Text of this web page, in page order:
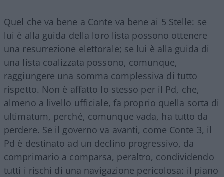
Quel che va bene a Conte va bene ai 5 Stelle: se
lui è alla guida della loro lista possono ottenere
una resurrezione elettorale; se lui è alla guida di
una lista coalizzata possono, comunque,
raggiungere una somma complessiva di tutto
rispetto. Non è affatto lo stesso per il Pd, che,
almeno a livello ufficiale, fa proprio quella sorta di
ultimatum, perché, comunque vada, ha tutto da
perdere. Se il governo va avanti, come Conte 3, il
Pd è destinato ad un declino progressivo, da
comprimario a comparsa, peraltro, condividendo
tutti i rischi di una navigazione pericolosa: il piano